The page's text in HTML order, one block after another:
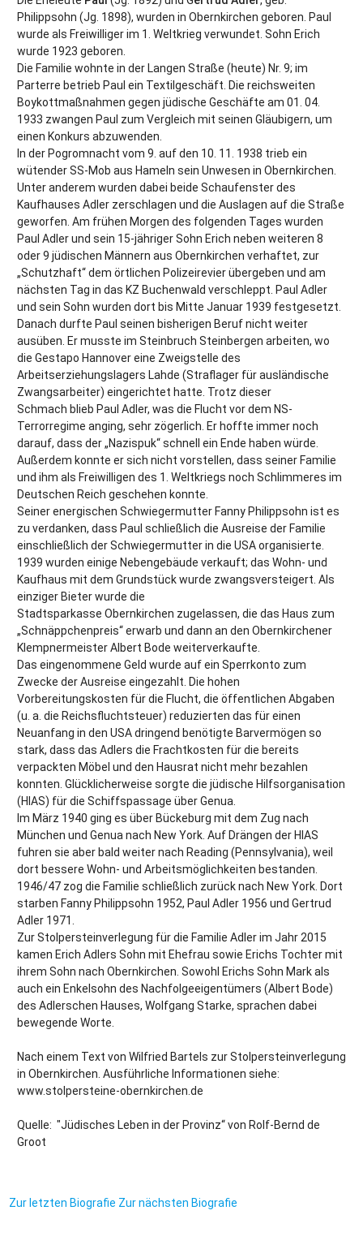
Philippsohn (Jg. 1898), wurden in Obernkirchen geboren. Paul
wurde als Freiwilliger im 1. Weltkrieg verwundet. Sohn Erich
wurde 1923 geboren.
Die Familie wohnte in der Langen Straße (heute) Nr. 9; im
Parterre betrieb Paul ein Textilgeschäft. Die reichsweiten
Boykottmaßnahmen gegen jüdische Geschäfte am 01. 04.
1933 zwangen Paul zum Vergleich mit seinen Gläubigern, um
einen Konkurs abzuwenden.
In der Pogromnacht vom 9. auf den 10. 11. 1938 trieb ein
wütender SS-Mob aus Hameln sein Unwesen in Obernkirchen.
Unter anderem wurden dabei beide Schaufenster des
Kaufhauses Adler zerschlagen und die Auslagen auf die Straße
geworfen. Am frühen Morgen des folgenden Tages wurden
Paul Adler und sein 15-jähriger Sohn Erich neben weiteren 8
oder 9 jüdischen Männern aus Obernkirchen verhaftet, zur
„Schutzhaft“ dem örtlichen Polizeirevier übergeben und am
nächsten Tag in das KZ Buchenwald verschleppt. Paul Adler
und sein Sohn wurden dort bis Mitte Januar 1939 festgesetzt.
Danach durfte Paul seinen bisherigen Beruf nicht weiter
ausüben. Er musste im Steinbruch Steinbergen arbeiten, wo
die Gestapo Hannover eine Zweigstelle des
Arbeitserziehungslagers Lahde (Straflager für ausländische
Zwangsarbeiter) eingerichtet hatte. Trotz dieser
Schmach blieb Paul Adler, was die Flucht vor dem NS-
Terrorregime anging, sehr zögerlich. Er hoffte immer noch
darauf, dass der „Nazispuk“ schnell ein Ende haben würde.
Außerdem konnte er sich nicht vorstellen, dass seiner Familie
und ihm als Freiwilligen des 1. Weltkriegs noch Schlimmeres im
Deutschen Reich geschehen konnte.
Seiner energischen Schwiegermutter Fanny Philippsohn ist es
zu verdanken, dass Paul schließlich die Ausreise der Familie
einschließlich der Schwiegermutter in die USA organisierte.
1939 wurden einige Nebengebäude verkauft; das Wohn- und
Kaufhaus mit dem Grundstück wurde zwangsversteigert. Als
einziger Bieter wurde die
Stadtsparkasse Obernkirchen zugelassen, die das Haus zum
„Schnäppchenpreis“ erwarb und dann an den Obernkirchener
Klempnermeister Albert Bode weiterverkaufte.
Das eingenommene Geld wurde auf ein Sperrkonto zum
Zwecke der Ausreise eingezahlt. Die hohen
Vorbereitungskosten für die Flucht, die öffentlichen Abgaben
(u. a. die Reichsfluchtsteuer) reduzierten das für einen
Neuanfang in den USA dringend benötigte Barvermögen so
stark, dass das Adlers die Frachtkosten für die bereits
verpackten Möbel und den Hausrat nicht mehr bezahlen
konnten. Glücklicherweise sorgte die jüdische Hilfsorganisation
(HIAS) für die Schiffspassage über Genua.
Im März 1940 ging es über Bückeburg mit dem Zug nach
München und Genua nach New York. Auf Drängen der HIAS
fuhren sie aber bald weiter nach Reading (Pennsylvania), weil
dort bessere Wohn- und Arbeitsmöglichkeiten bestanden.
1946/47 zog die Familie schließlich zurück nach New York. Dort
starben Fanny Philippsohn 1952, Paul Adler 1956 und Gertrud
Adler 1971.
Zur Stolpersteinverlegung für die Familie Adler im Jahr 2015
kamen Erich Adlers Sohn mit Ehefrau sowie Erichs Tochter mit
ihrem Sohn nach Obernkirchen. Sowohl Erichs Sohn Mark als
auch ein Enkelsohn des Nachfolgeeigentümers (Albert Bode)
des Adlerschen Hauses, Wolfgang Starke, sprachen dabei
bewegende Worte.
Nach einem Text von Wilfried Bartels zur Stolpersteinverlegung
in Obernkirchen. Ausführliche Informationen siehe:
www.stolpersteine-obernkirchen.de
Quelle: "Jüdisches Leben in der Provinz“ von Rolf-Bernd de
Groot
Zur letzten Biografie Zur nächsten Biografie